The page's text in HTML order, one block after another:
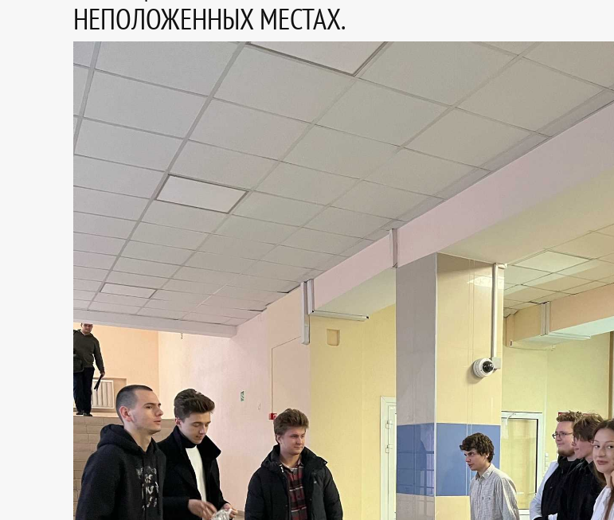
НЕПОЛОЖЕННЫХ МЕСТАХ.